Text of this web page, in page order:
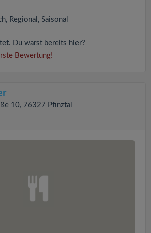
Regional, Saisonal
Du warst bereits hier?
Bewertung!
10, 76327 Pfinztal